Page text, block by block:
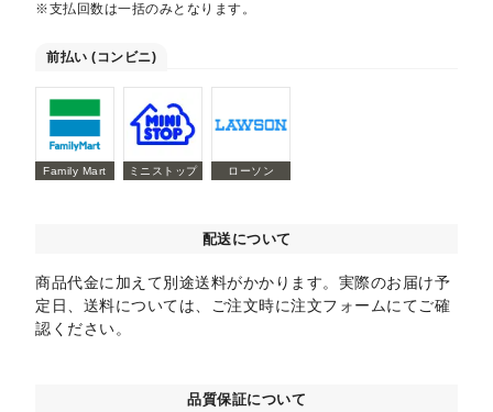
※支払回数は一括のみとなります。
前払い (コンビニ)
Family Mart ミニストップ ローソン
配送について
商品代金に加えて別途送料がかかります。実際のお届け予
定日、送料については、ご注文時に注文フォームにてご確
認ください。
品質保証について